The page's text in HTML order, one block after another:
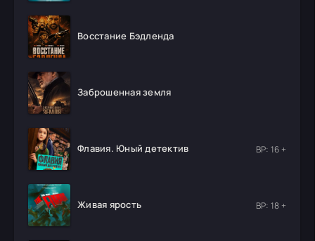
Восстание Бэдленда
Заброшенная земля
Флавия. Юный детектив ВР: 16 +
Живая ярость ВР: 18 +